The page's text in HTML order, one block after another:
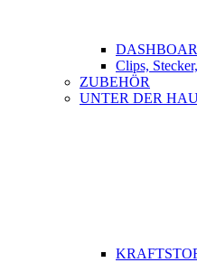
Clips,
ZUBEHÖR
UNTER DER